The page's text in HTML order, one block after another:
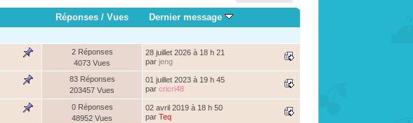
Réponses/ Vues Dernier message
2 Réponses
4073 Vues
28 juillet 2026 à 18 h 21
parjeng
83 Réponses
203457 Vues
01 juillet 2023 à 19 h 45
parcricri48
0 Réponses
48952 Vues
02 avril 2019 à 18 h 50
parTeq